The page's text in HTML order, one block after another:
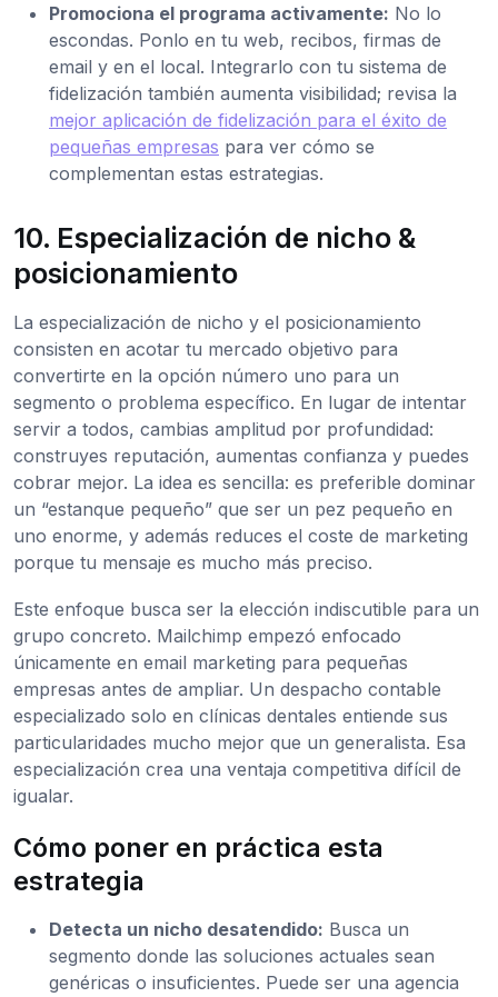
Promociona el programa activamente: No lo
escondas. Ponlo en tu web, recibos, firmas de
email y en el local. Integrarlo con tu sistema de
fidelización también aumenta visibilidad; revisa la
mejor aplicación de fidelización para el éxito de
pequeñas empresas para ver cómo se
complementan estas estrategias.
10. Especialización de nicho &
posicionamiento
La especialización de nicho y el posicionamiento
consisten en acotar tu mercado objetivo para
convertirte en la opción número uno para un
segmento o problema específico. En lugar de intentar
servir a todos, cambias amplitud por profundidad:
construyes reputación, aumentas confianza y puedes
cobrar mejor. La idea es sencilla: es preferible dominar
un “estanque pequeño” que ser un pez pequeño en
uno enorme, y además reduces el coste de marketing
porque tu mensaje es mucho más preciso.
Este enfoque busca ser la elección indiscutible para un
grupo concreto. Mailchimp empezó enfocado
únicamente en email marketing para pequeñas
empresas antes de ampliar. Un despacho contable
especializado solo en clínicas dentales entiende sus
particularidades mucho mejor que un generalista. Esa
especialización crea una ventaja competitiva difícil de
igualar.
Cómo poner en práctica esta
estrategia
Detecta un nicho desatendido: Busca un
segmento donde las soluciones actuales sean
genéricas o insuficientes. Puede ser una agencia